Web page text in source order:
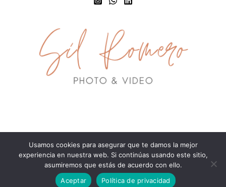
Ⓡ www.silromero.com
Usamos cookies para asegurar que te damos la mejor
experiencia en nuestra web. Si continúas usando este sitio,
asumiremos que estás de acuerdo con ello.
Aceptar
Política de privacidad